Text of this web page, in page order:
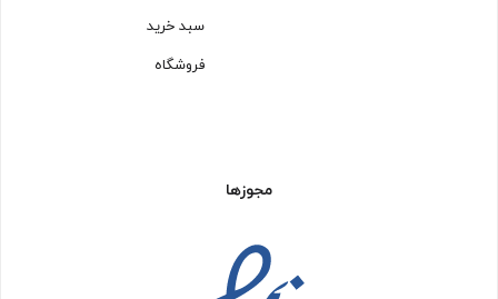
سبد خرید
فروشگاه
مجوزها